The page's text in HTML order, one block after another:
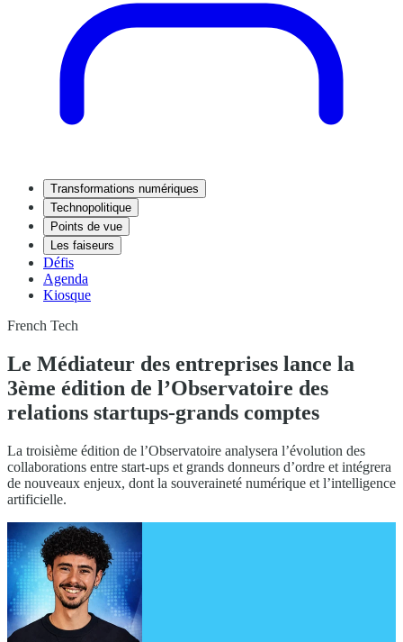
Transformations numériques
Technopolitique
Points de vue
Les faiseurs
Défis
Agenda
Kiosque
French Tech
Le Médiateur des entreprises lance la
3ème édition de l’Observatoire des
relations startups-grands comptes
La troisième édition de l’Observatoire analysera l’évolution des
collaborations entre start-ups et grands donneurs d’ordre et intégrera
de nouveaux enjeux, dont la souveraineté numérique et l’intelligence
artificielle.